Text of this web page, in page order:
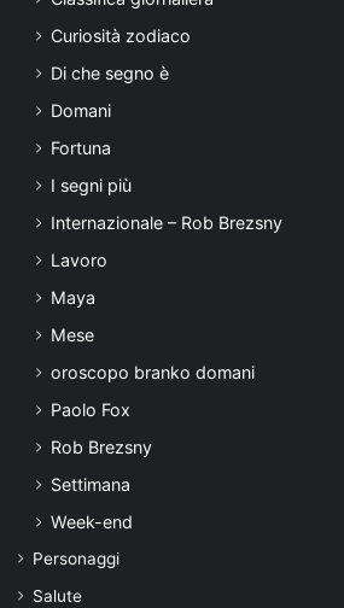
Curiosità zodiaco
Di che segno è
Domani
Fortuna
I segni più
Internazionale – Rob Brezsny
Lavoro
Maya
Mese
oroscopo branko domani
Paolo Fox
Rob Brezsny
Settimana
Week-end
Personaggi
Salute